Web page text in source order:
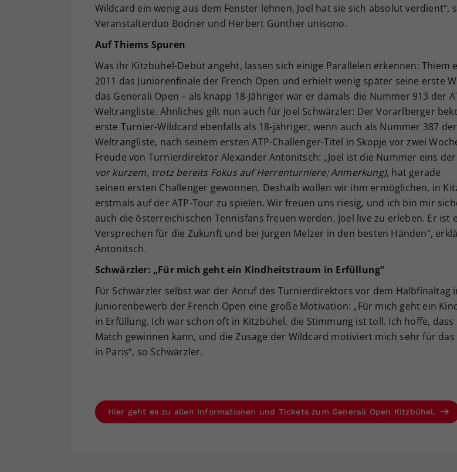
Wildcard ein wenig aus dem Fenster lehnen, Joel hat sie sich absolut verdient“,
Veranstalterduo Bodner und Herbert Günther unisono.
Auf Thiems Spuren
Was ihr Kitzbühel-Debüt angeht, lassen sich einige Parallelen erkennen: Thiem
2011 das Juniorenfinale der French Open und erhielt wenig später seine erste
das Generali Open – als knapp 18-Jähriger war er damals die Nummer 913 der
Weltrangliste. Ähnliches gilt nun auch für Joel Schwärzler: Der Vorarlberger
erste Turnier-Wildcard ebenfalls als 18-jähriger, wenn auch als Nummer 387 der
Weltrangliste, nach seinem ersten ATP-Challenger-Titel in Skopje vor zwei
Freude von Turnierdirektor Alexander Antonitsch: „Joel ist die Nummer eins der
vor kurzem, trotz bereits Fokus auf Herrenturniere; Anmerkung), hat gerade
seinen ersten Challenger gewonnen. Deshalb wollen wir ihm ermöglichen, in
erstmals auf der ATP-Tour zu spielen. Wir freuen uns riesig, und ich bin mir
auch die österreichischen Tennisfans freuen werden, Joel live zu erleben. Er ist
Versprechen für die Zukunft und bei Jürgen Melzer in den besten Händen“,
Antonitsch.
Schwärzler: „Für mich geht ein Kindheitstraum in Erfüllung“
Für Schwärzler selbst war der Anruf des Turnierdirektors vor dem Halbfinaltag
Juniorenbewerb der French Open eine große Motivation: „Für mich geht ein
in Erfüllung. Ich war schon oft in Kitzbühel, die Stimmung ist toll. Ich hoffe,
Match gewinnen kann, und die Zusage der Wildcard motiviert mich sehr für das
in Paris“, so Schwärzler.
Hier geht es zu allen Informationen und Tickets zum Generali Open Kitzbühel.